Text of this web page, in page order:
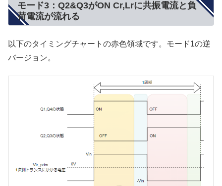
モード3：Q2&Q3がON Cr,Lrに共振電流と負
荷電流が流れる
以下のタイミングチャートの赤色領域です。モード1の逆
バージョン。